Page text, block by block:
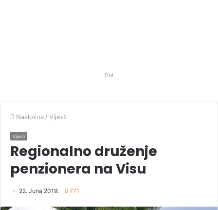
DM
Naslovna / Vijesti
Vijesti
Regionalno druženje
penzionera na Visu
22. Juna 2019. 771